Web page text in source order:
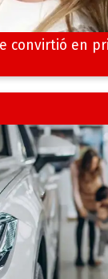
convirtió en